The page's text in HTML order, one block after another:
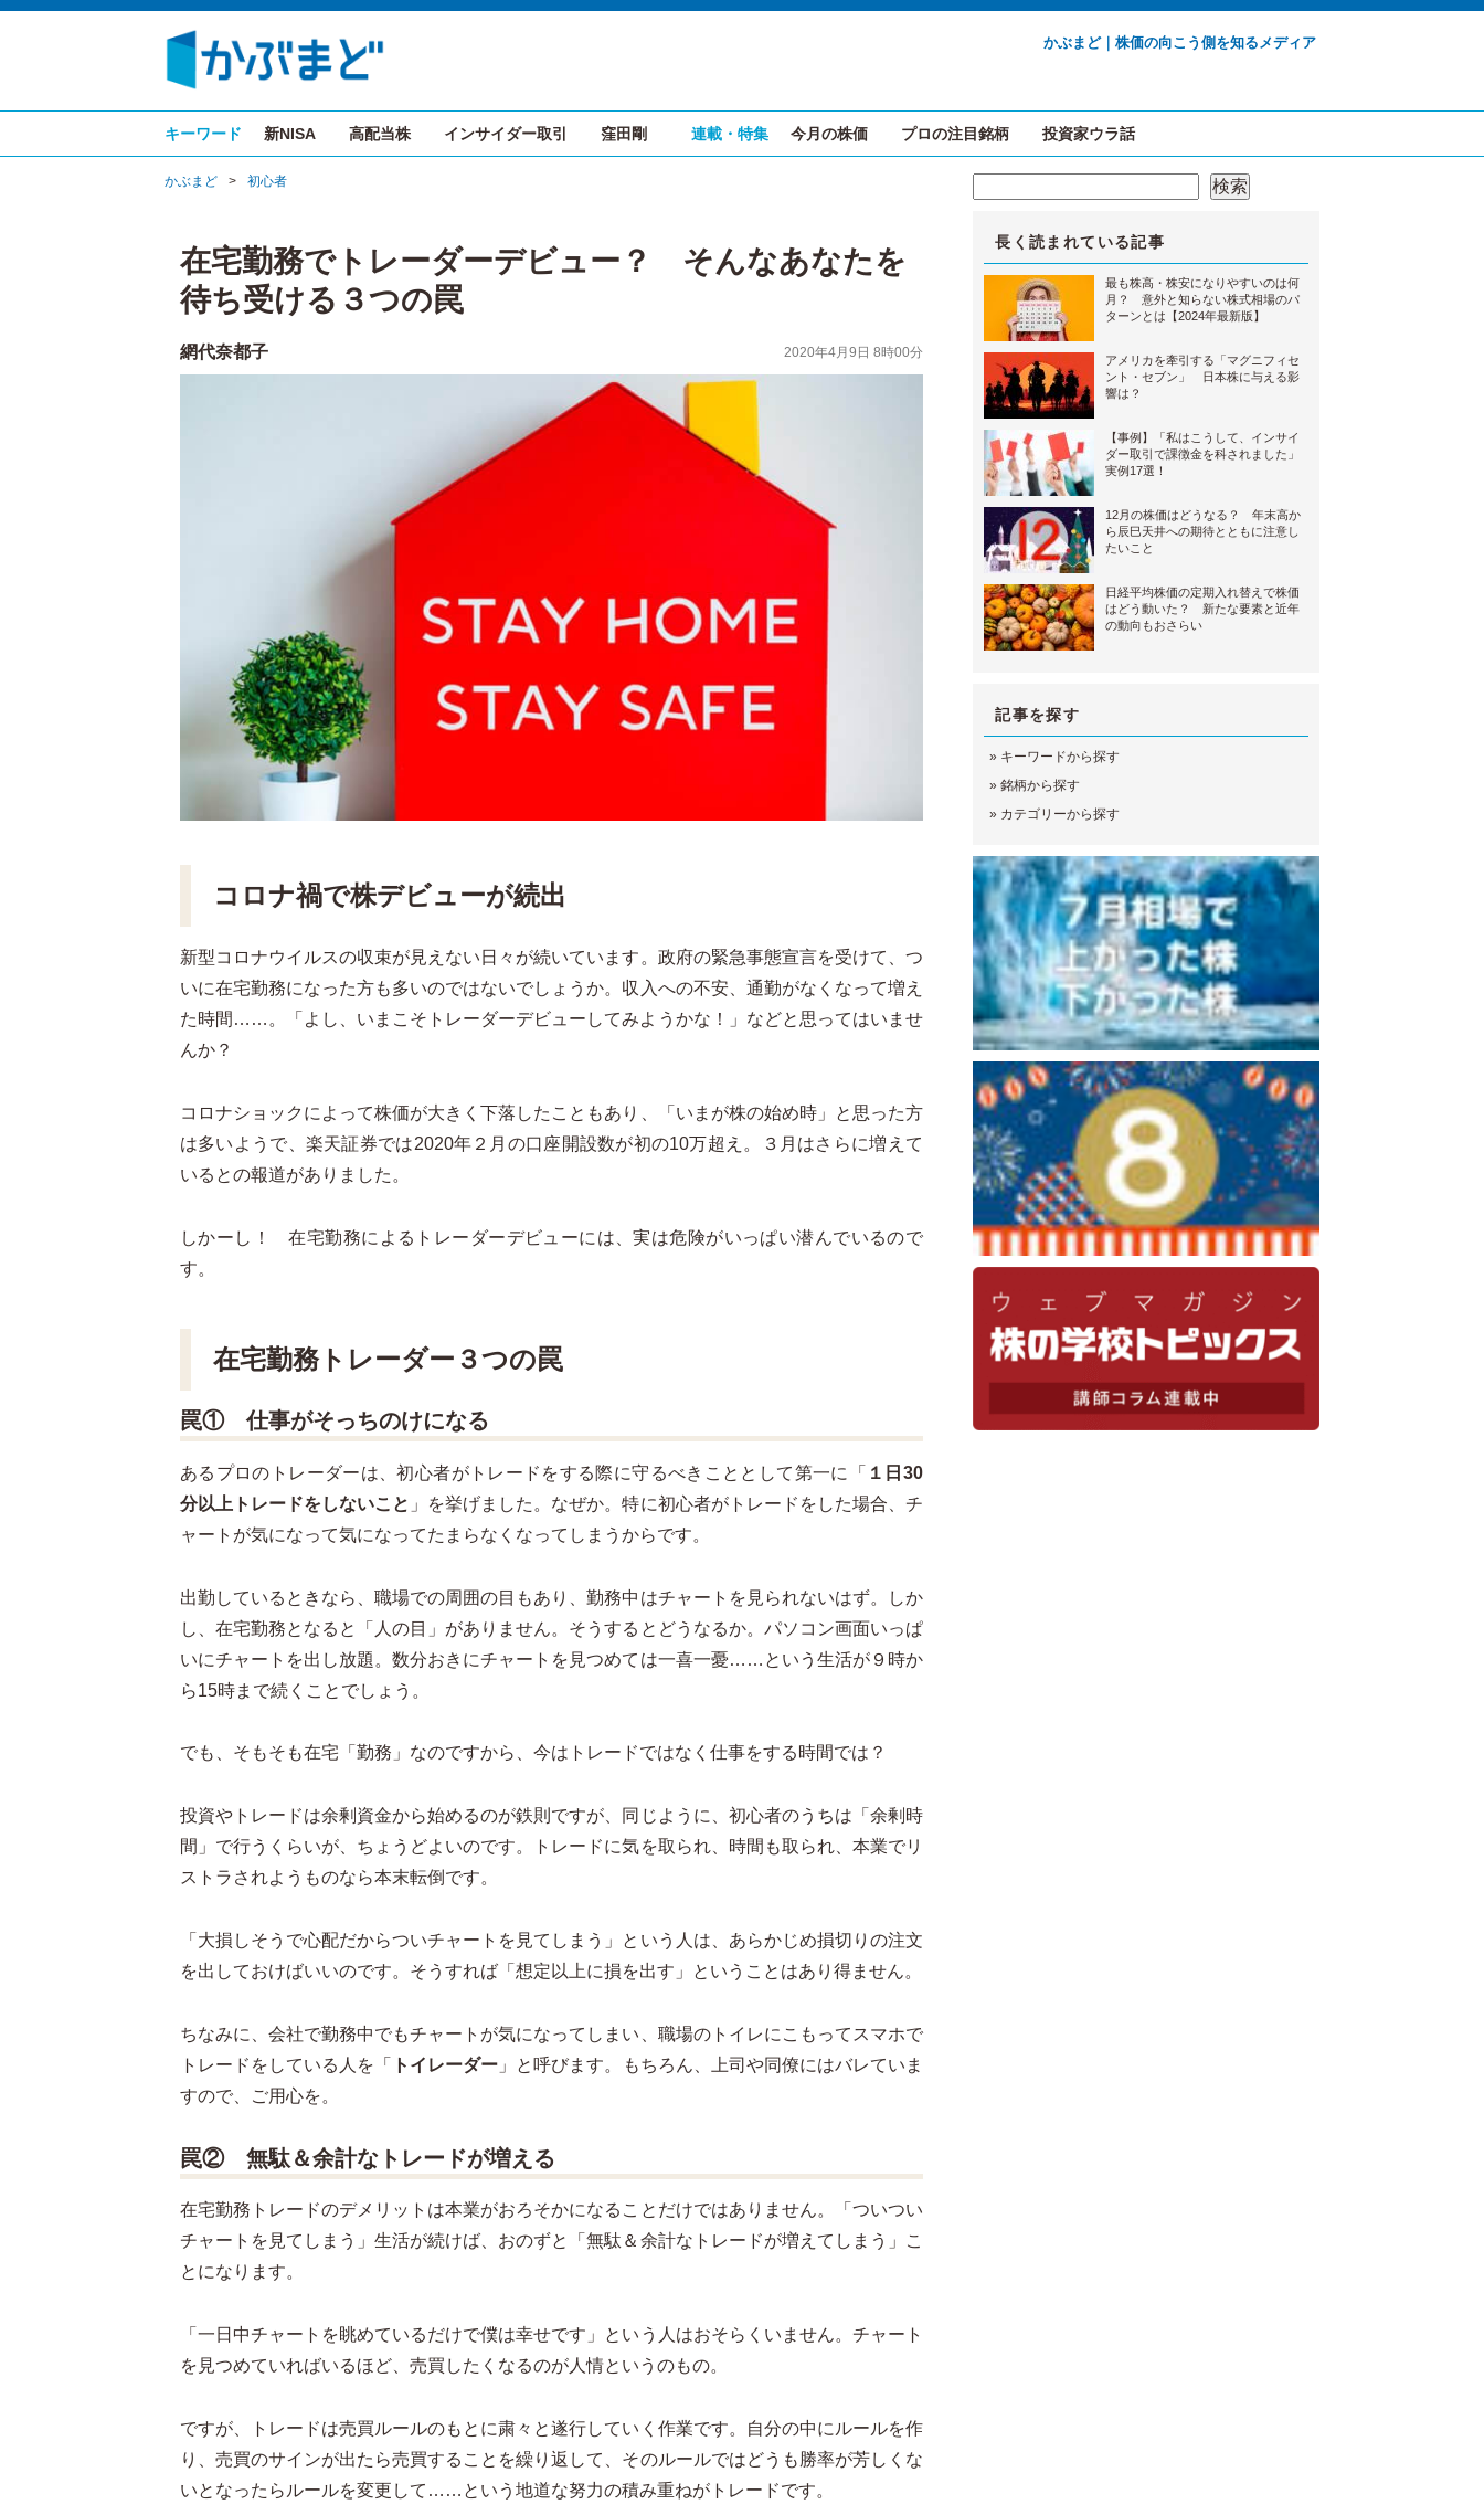
かぶまど｜株価の向こう側を知るメディア
キーワード 新NISA 高配当株 インサイダー取引 窪田剛 連載・特集 今月の株価 プロの注目銘柄 投資家ウラ話
かぶまど > 初心者
在宅勤務でトレーダーデビュー？ そんなあなたを
待ち受ける３つの罠
網代奈都子 2020年4月9日 8時00分
コロナ禍で株デビューが続出
新型コロナウイルスの収束が見えない日々が続いています。政府の緊急事態宣言を受けて、つ
いに在宅勤務になった方も多いのではないでしょうか。収入への不安、通勤がなくなって増え
た時間……。「よし、いまこそトレーダーデビューしてみようかな！」などと思ってはいませ
んか？
コロナショックによって株価が大きく下落したこともあり、「いまが株の始め時」と思った方
は多いようで、楽天証券では2020年２月の口座開設数が初の10万超え。３月はさらに増えて
いるとの報道がありました。
しかーし！ 在宅勤務によるトレーダーデビューには、実は危険がいっぱい潜んでいるので
す。
在宅勤務トレーダー３つの罠
罠① 仕事がそっちのけになる
あるプロのトレーダーは、初心者がトレードをする際に守るべきこととして第一に「 １日30
分以上トレードをしないこと 」を挙げました。なぜか。特に初心者がトレードをした場合、チ
ャートが気になって気になってたまらなくなってしまうからです。
出勤しているときなら、職場での周囲の目もあり、勤務中はチャートを見られないはず。しか
し、在宅勤務となると「人の目」がありません。そうするとどうなるか。パソコン画面いっぱ
いにチャートを出し放題。数分おきにチャートを見つめては一喜一憂……という生活が９時か
ら15時まで続くことでしょう。
でも、そもそも在宅「勤務」なのですから、今はトレードではなく仕事をする時間では？
投資やトレードは余剰資金から始めるのが鉄則ですが、同じように、初心者のうちは「余剰時
間」で行うくらいが、ちょうどよいのです。トレードに気を取られ、時間も取られ、本業でリ
ストラされようものなら本末転倒です。
「大損しそうで心配だからついチャートを見てしまう」という人は、あらかじめ損切りの注文
を出しておけばいいのです。そうすれば「想定以上に損を出す」ということはあり得ません。
ちなみに、会社で勤務中でもチャートが気になってしまい、職場のトイレにこもってスマホで
トレードをしている人を「
トイレーダー 」と呼びます。もちろん、上司や同僚にはバレていま
すので、ご用心を。
罠② 無駄＆余計なトレードが増える
在宅勤務トレードのデメリットは本業がおろそかになることだけではありません。「ついつい
チャートを見てしまう」生活が続けば、おのずと「無駄＆余計なトレードが増えてしまう」こ
とになります。
「一日中チャートを眺めているだけで僕は幸せです」という人はおそらくいません。チャート
を見つめていればいるほど、売買したくなるのが人情というのもの。
ですが、トレードは売買ルールのもとに粛々と遂行していく作業です。自分の中にルールを作
り、売買のサインが出たら売買することを繰り返して、そのルールではどうも勝率が芳しくな
いとなったらルールを変更して……という地道な努力の積み重ねがトレードです。
検索
長く読まれている記事
最も株高・株安になりやすいのは何
月？ 意外と知らない株式相場のパ
ターンとは【2024年最新版】
アメリカを牽引する「マグニフィセ
ント・セブン」 日本株に与える影
響は？
【事例】「私はこうして、インサイ
ダー取引で課徴金を科されました」
実例17選！
12月の株価はどうなる？ 年末高か
ら辰巳天井への期待とともに注意し
たいこと
日経平均株価の定期入れ替えで株価
はどう動いた？ 新たな要素と近年
の動向もおさらい
記事を探す
» キーワードから探す
»銘柄から探す
» カテゴリーから探す